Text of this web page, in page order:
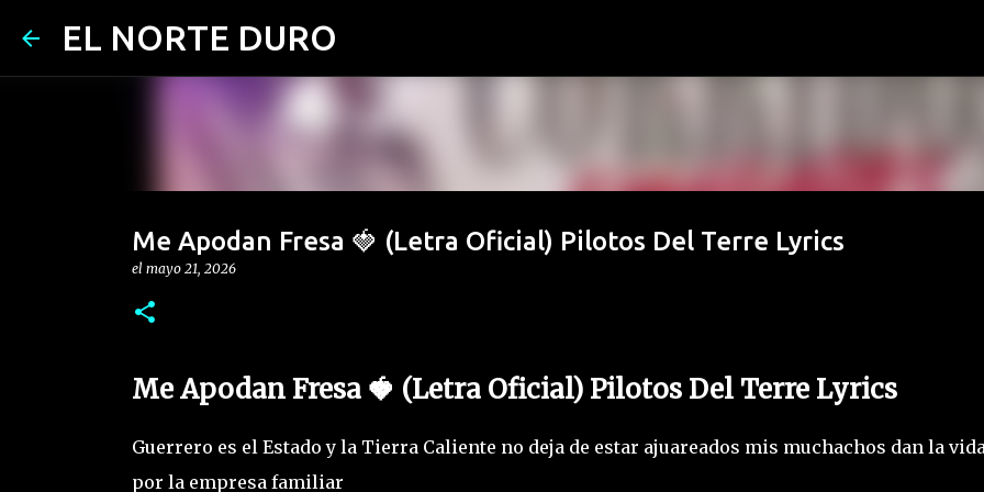
EL NORTE DURO
Me Apodan Fresa 🍓 (Letra Oficial) Pilotos Del Terre Lyrics
el mayo 21, 2026
Me Apodan Fresa 🍓 (Letra Oficial) Pilotos Del Terre Lyrics
Guerrero es el Estado y la Tierra Caliente no deja de estar ajuareados mis muchachos dan la
por la empresa familiar